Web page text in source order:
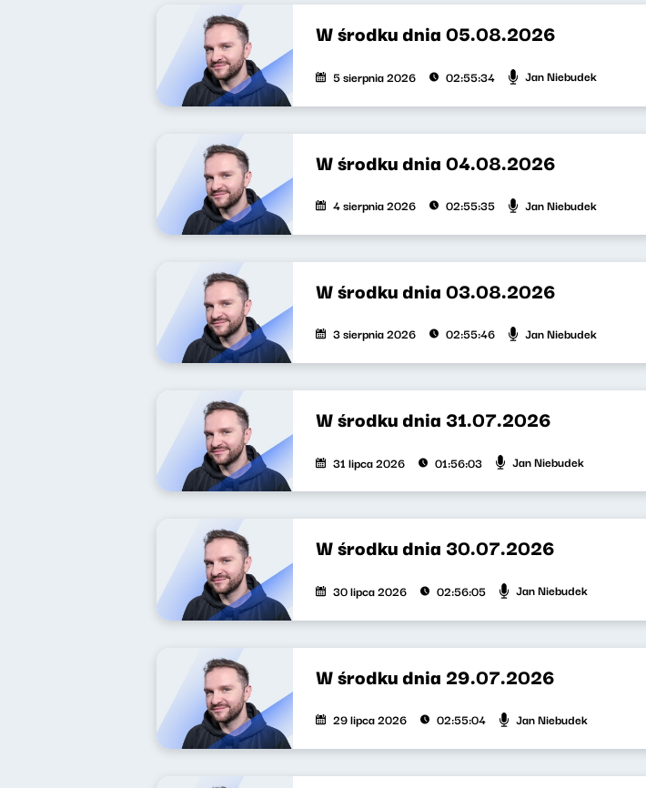
W środku dnia 05.08.2026
5 sierpnia 2026 02:55:34 Jan Niebudek
W środku dnia 04.08.2026
4 sierpnia 2026 02:55:35 Jan Niebudek
W środku dnia 03.08.2026
3 sierpnia 2026 02:55:46 Jan Niebudek
W środku dnia 31.07.2026
31 lipca 2026 01:56:03 Jan Niebudek
W środku dnia 30.07.2026
30 lipca 2026 02:56:05 Jan Niebudek
W środku dnia 29.07.2026
29 lipca 2026 02:55:04 Jan Niebudek